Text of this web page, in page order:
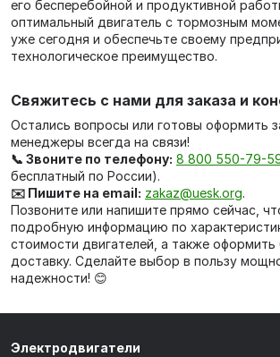
его бесперебойной и продуктивной
оптимальный двигатель с тормозным
уже сегодня и обеспечьте своему
технологическое преимущество.
Свяжитесь с нами для заказа и
Остались вопросы или готовы оформить
менеджеры всегда на связи!
📞 Звоните по телефону: 8 800 550-79-
бесплатный по России).
✉️ Пишите на email: zakaz@uesk.org.
Позвоните или напишите прямо сейчас,
подробную информацию по
стоимости двигателей, а также
доставку. Сделайте выбор в пользу
надежности! 😊
Электродвигатели